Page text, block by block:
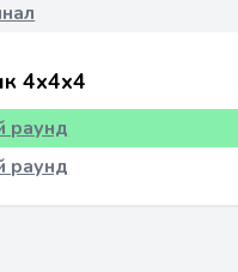
4x4x4
раунд
раунд